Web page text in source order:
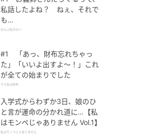
私話したよね？ ねぇ、それで
も…
ぜんぶ私のせい
#1 「あっ、財布忘れちゃっ
た」「いいよ出すよ〜！」これ
が全ての始まりでした
ママ友の財布
入学式からわずか3日、娘のひ
と言が運命の分かれ道に…【私
はモンペじゃありません Vol.1】
私はモンペじゃありません